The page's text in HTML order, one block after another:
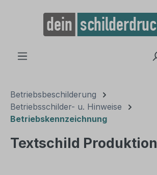
springen
Betriebsbeschilderung
Betriebsschilder- u. Hinweise
Betriebskennzeichnung
Textschild Produktion